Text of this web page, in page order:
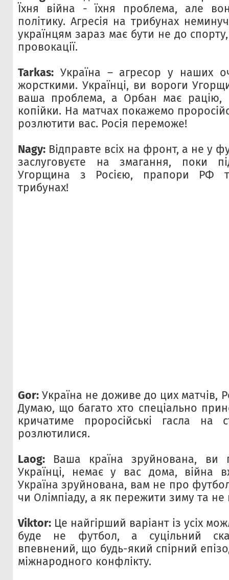
Їхня війна - їхня проблема, але
політику. Агресія на трибунах
українцям зараз має бути не до
провокації.
Tarkas: Україна – агресор у наших
жорсткими. Українці, ви вороги
ваша проблема, а Орбан має
копійки. На матчах покажемо
розлютити вас. Росія переможе!
Nagy: Відправте всіх на фронт, а не у
заслуговуєте на змагання, поки
Угорщина з Росією, прапори РФ
трибунах!
Gor: Україна не доживе до цих матчів,
Думаю, що багато хто спеціально
кричатиме проросійські гасла на
розлютилися.
Laog: Ваша країна зруйнована, ви
Українці, немає у вас дома, війна
Україна зруйнована, вам не про
чи Олімпіаду, а як пережити зиму та
Viktor: Це найгірший варіант із усіх
буде не футбол, а суцільний
впевнений, що будь-який спірний
міжнародного конфлікту.